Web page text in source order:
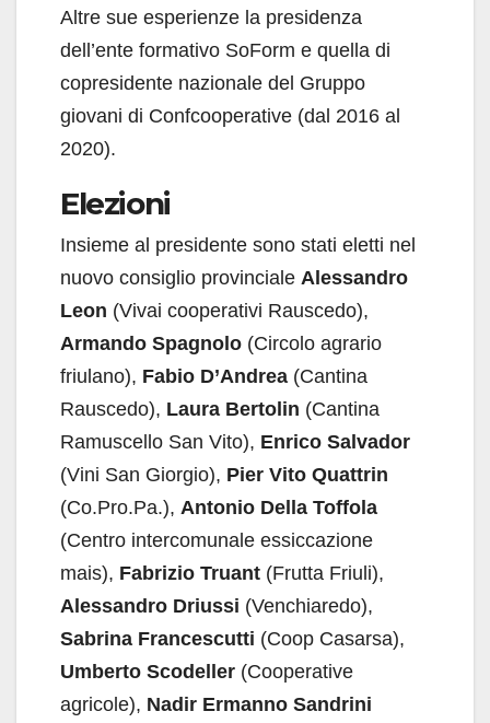
Altre sue esperienze la presidenza
dell’ente formativo SoForm e quella di
copresidente nazionale del Gruppo
giovani di Confcooperative (dal 2016 al
2020).
Elezioni
Insieme al presidente sono stati eletti nel
nuovo consiglio provinciale Alessandro
Leon (Vivai cooperativi Rauscedo),
Armando Spagnolo (Circolo agrario
friulano), Fabio D’Andrea (Cantina
Rauscedo), Laura Bertolin (Cantina
Ramuscello San Vito), Enrico Salvador
(Vini San Giorgio), Pier Vito Quattrin
(Co.Pro.Pa.), Antonio Della Toffola
(Centro intercomunale essiccazione
mais), Fabrizio Truant (Frutta Friuli),
Alessandro Driussi (Venchiaredo),
Sabrina Francescutti (Coop Casarsa),
Umberto Scodeller (Cooperative
agricole), Nadir Ermanno Sandrini